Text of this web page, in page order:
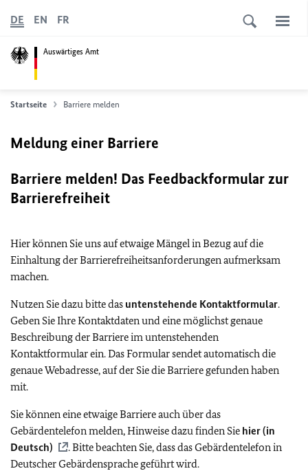
Auswärtiges Amt
DE EN FR
Startseite Barriere melden
Meldung einer Barriere
Barriere melden! Das Feedbackformular zur
Barrierefreiheit
Hier können Sie uns auf etwaige Mängel in Bezug auf die
Einhaltung der Barrierefreiheitsanforderungen aufmerksam
machen.
Nutzen Sie dazu bitte das untenstehende Kontaktformular.
Geben Sie Ihre Kontaktdaten und eine möglichst genaue
Beschreibung der Barriere im untenstehenden
Kontaktformular ein. Das Formular sendet automatisch die
genaue Webadresse, auf der Sie die Barriere gefunden haben
mit.
Sie können eine etwaige Barriere auch über das
Gebärdentelefon melden, Hinweise dazu finden Sie hier (in
Deutsch)
. Bitte beachten Sie, dass das Gebärdentelefon in
Deutscher Gebärdensprache geführt wird.